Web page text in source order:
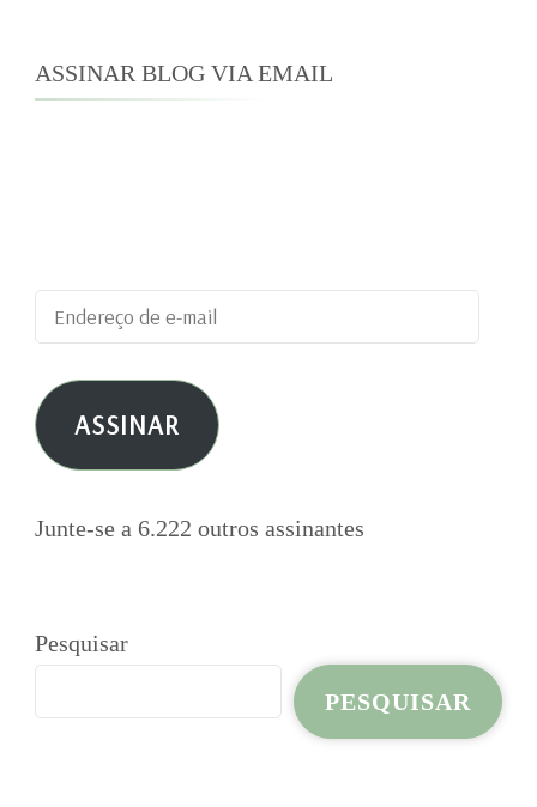
ASSINAR BLOG VIA EMAIL
Endereço
de
e-
mail ASSINAR
Junte-se a 6.222 outros assinantes
Pesquisar
PESQUISAR